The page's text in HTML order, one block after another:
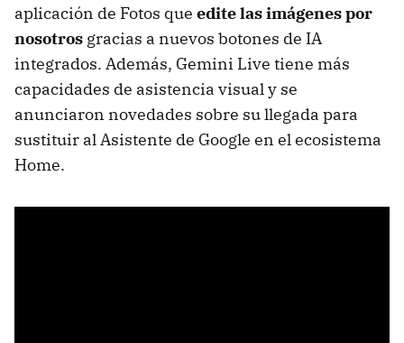
aplicación de Fotos que edite las imágenes por
nosotros gracias a nuevos botones de IA
integrados. Además, Gemini Live tiene más
capacidades de asistencia visual y se
anunciaron novedades sobre su llegada para
sustituir al Asistente de Google en el ecosistema
Home.